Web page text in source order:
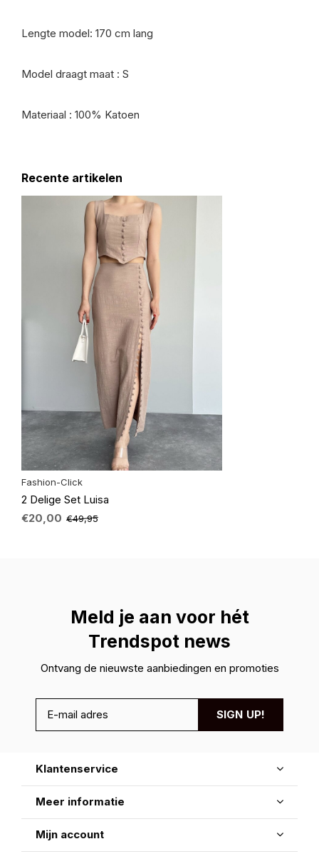
Lengte model: 170 cm lang
Model draagt maat : S
Materiaal : 100% Katoen
Recente artikelen
Fashion-Click
2 Delige Set Luisa
€20,00 €49,95
Meld je aan voor hét
Trendspot news
Ontvang de nieuwste aanbiedingen en promoties
SIGN UP!
Klantenservice
Meer informatie
Mijn account